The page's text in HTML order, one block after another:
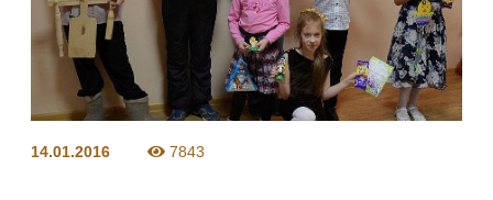
14.01.2016 7843